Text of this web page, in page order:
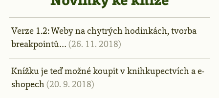
Verze 1.2: Weby na chytrých hodinkách, tvorba
breakpointů… (26. 11. 2018)
Knížku je teď možné koupit v knihkupectvích a e-
shopech(20. 9. 2018)